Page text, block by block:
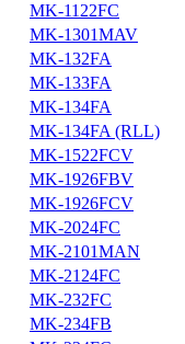
MK-1122FC
MK-1301MAV
MK-132FA
MK-133FA
MK-134FA
MK-134FA (RLL)
MK-1522FCV
MK-1926FBV
MK-1926FCV
MK-2024FC
MK-2101MAN
MK-2124FC
MK-232FC
MK-234FB